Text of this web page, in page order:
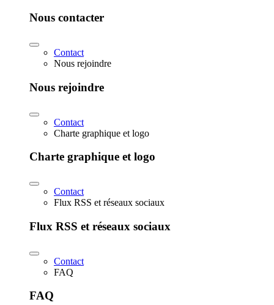
Nous contacter
Contact
Nous rejoindre
Nous rejoindre
Contact
Charte graphique et logo
Charte graphique et logo
Contact
Flux RSS et réseaux sociaux
Flux RSS et réseaux sociaux
Contact
FAQ
FAQ